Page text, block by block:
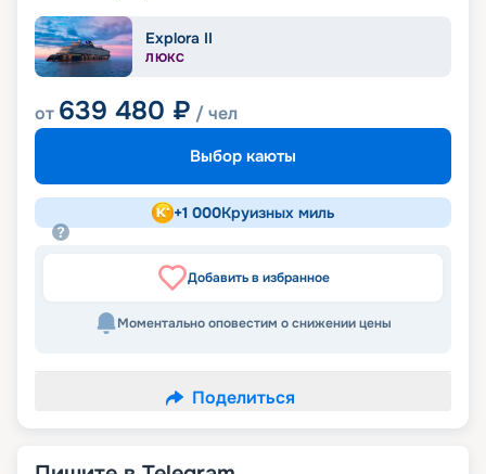
Explora II
ЛЮКС
от 639 480 ₽ / чел
Выбор каюты
+1 000Круизных миль
Добавить в избранное
Моментально оповестим о снижении цены
Поделиться